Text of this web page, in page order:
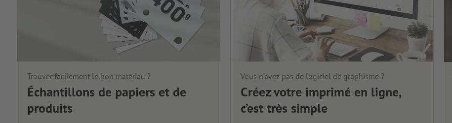
Trouver facilement le bon matériau ?
Échantillons de papiers et de
produits
Vous n’avez pas de logiciel de graphisme ?
Créez votre imprimé en ligne,
c’est très simple